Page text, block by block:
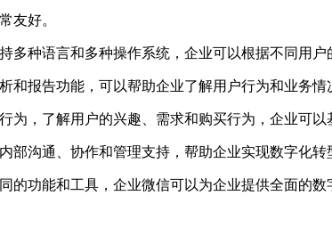
友好。
多种语言和多种操作系统，企业可以根据不同用户
和报告功能，可以帮助企业了解用户行为和业务情
为，了解用户的兴趣、需求和购买行为，企业可
部沟通、协作和管理支持，帮助企业实现数字化转
的功能和工具，企业微信可以为企业提供全面的数